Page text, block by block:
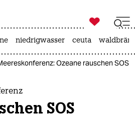
zahl ich
ich

taz zahl ich
niedrigwasser ceuta
Ozeane rauschen SOS
SOS